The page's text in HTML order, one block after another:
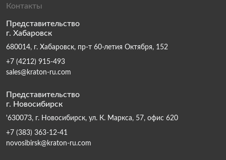
Контакты
Представительство
г. Хабаровск
680014, г. Хабаровск, пр-т 60-летия Октября, 152
+7 (4212) 915-493
sales@kraton-ru.com
Представительство
г. Новосибирск
'630073, г. Новосибирск, ул. К. Маркса, 57, офис 620
+7 (383) 363-12-41
novosibirsk@kraton-ru.com